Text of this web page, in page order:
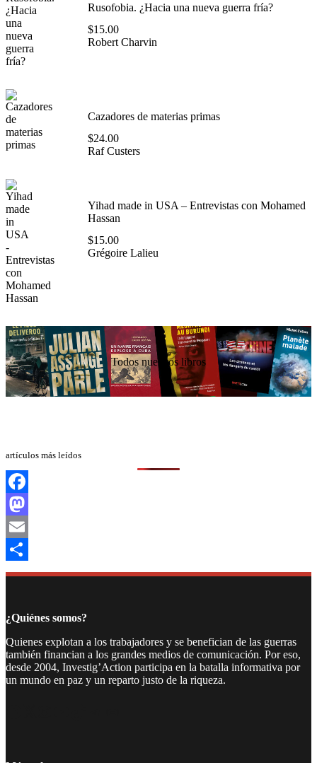
Rusofobia. ¿Hacia una nueva guerra fría?
$15.00
Robert Charvin
Cazadores de materias primas
$24.00
Raf Custers
Yihad made in USA – Entrevistas con Mohamed
Hassan
$15.00
Grégoire Lalieu
Todos nuestros libros
artículos más leídos
Facebook
Mastodon
Email
Compartir
¿Quiénes somos?
Quienes explotan a los trabajadores y se benefician de las guerras
también financian a los grandes medios de comunicación. Por eso,
desde 2004, Investig’Action participa en la batalla informativa por
un mundo en paz y un reparto justo de la riqueza.